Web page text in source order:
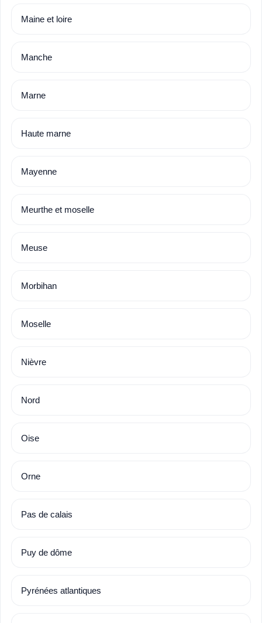
Maine et loire
Manche
Marne
Haute marne
Mayenne
Meurthe et moselle
Meuse
Morbihan
Moselle
Nièvre
Nord
Oise
Orne
Pas de calais
Puy de dôme
Pyrénées atlantiques